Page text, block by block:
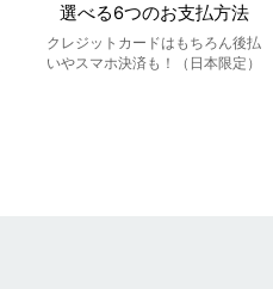
選べる6つのお支払方法
クレジットカードはもちろん後払
いやスマホ決済も！（日本限定）